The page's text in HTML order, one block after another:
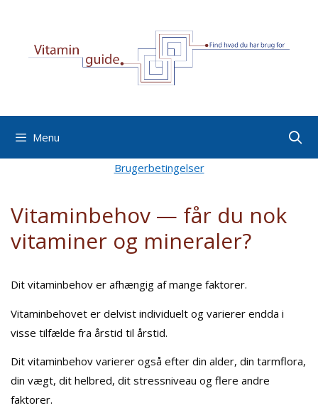
Menu
Brugerbetingelser
Vitaminbehov — får du nok
vitaminer og mineraler?
Dit vitaminbehov er afhængig af mange faktorer.
Vitaminbehovet er delvist individuelt og varierer endda i
visse tilfælde fra årstid til årstid.
Dit vitaminbehov varierer også efter din alder, din tarmflora,
din vægt, dit helbred, dit stressniveau og flere andre
faktorer.